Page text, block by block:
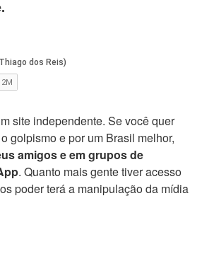
site independente. Se você quer
golpismo e por um Brasil melhor,
amigos e em grupos de
. Quanto mais gente tiver acesso
poder terá a manipulação da mídia